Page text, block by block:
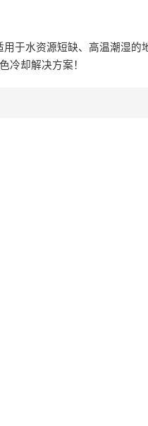
于水资源短缺、高温潮湿的
冷却解决方案！